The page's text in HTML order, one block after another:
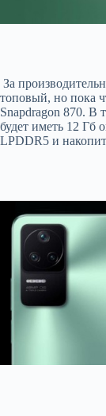
За
топовый, но пока
Snapdragon 870. В
будет иметь 12 Гб
LPDDR5 и